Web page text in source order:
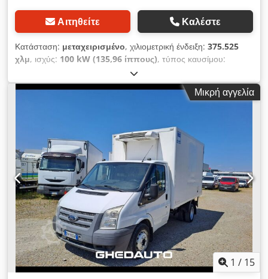
Αιτηθείτε Καλέστε
Κατάσταση: μεταχειρισμένο, χιλιομετρική ένδειξη: 375.525
χλμ, ισχύς: 100 kW (135,96 ίππους), τύπος καυσίμου:
3.500 κιλ
1.136 κιλ, πρώτη ταξινόμηση:12/2022, κατηγορία εκπομπών:
, Για πληροφορίες Djdpfx Asy U
Μικρή αγγελία
1 / 15